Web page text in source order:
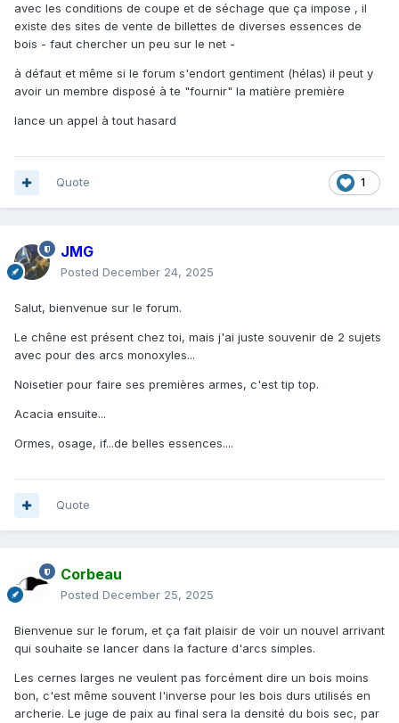
avec les conditions de coupe et de séchage que ça impose , il
existe des sites de vente de billettes de diverses essences de
bois - faut chercher un peu sur le net -
à défaut et même si le forum s'endort gentiment (hélas) il peut y
avoir un membre disposé à te "fournir" la matière première
lance un appel à tout hasard
1
Quote
JMG
Posted December 24, 2025
Salut, bienvenue sur le forum.
Le chêne est présent chez toi, mais j'ai juste souvenir de 2 sujets
avec pour des arcs monoxyles...
Noisetier pour faire ses premières armes, c'est tip top.
Acacia ensuite...
Ormes, osage, if...de belles essences....
Quote
Corbeau
Posted December 25, 2025
Bienvenue sur le forum, et ça fait plaisir de voir un nouvel arrivant
qui souhaite se lancer dans la facture d'arcs simples.
Les cernes larges ne veulent pas forcément dire un bois moins
bon, c'est même souvent l'inverse pour les bois durs utilisés en
archerie. Le juge de paix au final sera la densité du bois sec, par